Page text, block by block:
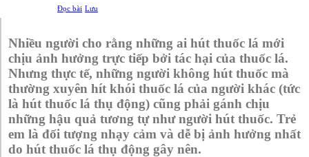
Đọc bài Lưu
Nhiều người cho rằng những ai hút thuốc lá mới
chịu ảnh hưởng trực tiếp bởi tác hại của thuốc lá.
Nhưng thực tế, những người không hút thuốc mà
thường xuyên hít khói thuốc lá của người khác (tức
là hút thuốc lá thụ động) cũng phải gánh chịu
những hậu quả tương tự như người hút thuốc. Trẻ
em là đối tượng nhạy cảm và dễ bị ảnh hưởng nhất
do hút thuốc lá thụ động gây nên.